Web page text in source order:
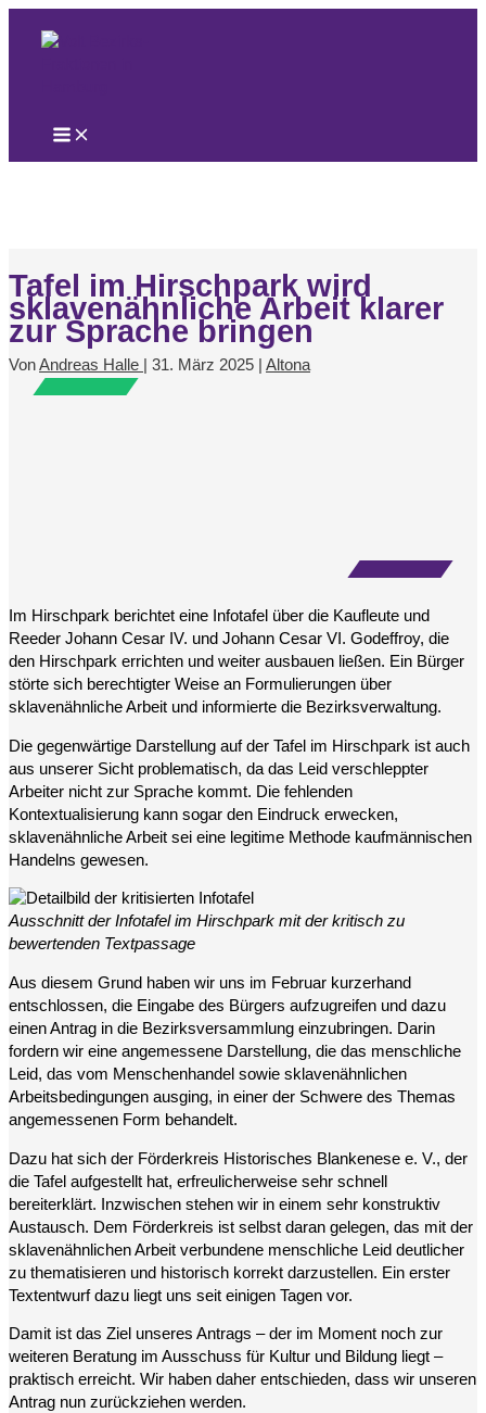
Inhalt
Tafel im Hirschpark wird
sklavenähnliche Arbeit klarer
zur Sprache bringen
VonAndreas Halle 31. März 2025 Altona
Im Hirschpark berichtet eine Infotafel über die Kaufleute und
Reeder Johann Cesar IV. und Johann Cesar VI. Godeffroy, die
den Hirschpark errichten und weiter ausbauen ließen. Ein Bürger
störte sich berechtigter Weise an Formulierungen über
sklavenähnliche Arbeit und informierte die Bezirksverwaltung.
Die gegenwärtige Darstellung auf der Tafel im Hirschpark ist auch
aus unserer Sicht problematisch, da das Leid verschleppter
Arbeiter nicht zur Sprache kommt. Die fehlenden
Kontextualisierung kann sogar den Eindruck erwecken,
sklavenähnliche Arbeit sei eine legitime Methode kaufmännischen
Handelns gewesen.
Ausschnitt der Infotafel im Hirschpark mit der kritisch zu
bewertenden Textpassage
Aus diesem Grund haben wir uns im Februar kurzerhand
entschlossen, die Eingabe des Bürgers aufzugreifen und dazu
einen Antrag in die Bezirksversammlung einzubringen. Darin
fordern wir eine angemessene Darstellung, die das menschliche
Leid, das vom Menschenhandel sowie sklavenähnlichen
Arbeitsbedingungen ausging, in einer der Schwere des Themas
angemessenen Form behandelt.
Dazu hat sich der Förderkreis Historisches Blankenese e. V., der
die Tafel aufgestellt hat, erfreulicherweise sehr schnell
bereiterklärt. Inzwischen stehen wir in einem sehr konstruktiv
Austausch. Dem Förderkreis ist selbst daran gelegen, das mit der
sklavenähnlichen Arbeit verbundene menschliche Leid deutlicher
zu thematisieren und historisch korrekt darzustellen. Ein erster
Textentwurf dazu liegt uns seit einigen Tagen vor.
Damit ist das Ziel unseres Antrags – der im Moment noch zur
weiteren Beratung im Ausschuss für Kultur und Bildung liegt –
praktisch erreicht. Wir haben daher entschieden, dass wir unseren
Antrag nun zurückziehen werden.